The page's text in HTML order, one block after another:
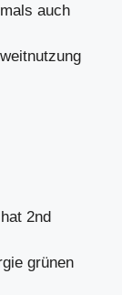
auch
2nd
grünen